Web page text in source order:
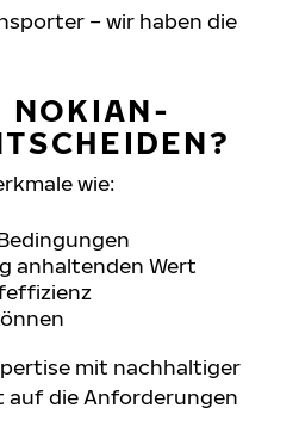
– wir haben die
NOKIAN-
wie:
anhaltenden Wert
mit nachhaltiger
auf die Anforderungen